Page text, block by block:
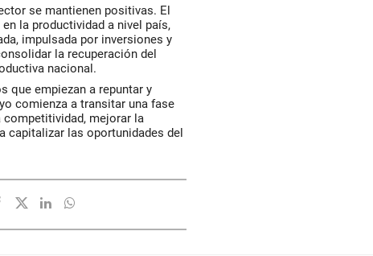
se mantienen positivas. El
la productividad a nivel país,
impulsada por inversiones y
la recuperación del
nacional.
que empiezan a repuntar y
comienza a transitar una fase
mejorar la
capitalizar las oportunidades del